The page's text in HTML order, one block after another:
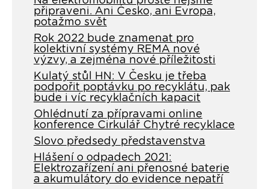
připraveni. Ani Česko, ani Evropa,
potažmo svět
Rok 2022 bude znamenat pro
kolektivní systémy REMA nové
výzvy, a zejména nové příležitosti
Kulatý stůl HN: V Česku je třeba
podpořit poptávku po recyklátu, pak
bude i víc recyklačních kapacit
Ohlédnutí za přípravami online
konference Cirkulář Chytré recyklace
Slovo předsedy představenstva
Hlášení o odpadech 2021:
Elektrozařízení ani přenosné baterie
a akumulátory do evidence nepatří